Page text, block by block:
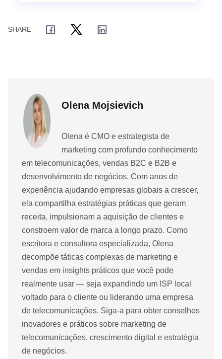
Olena Mojsievich
Olena é CMO e estrategista de
marketing com profundo conhecimento
em telecomunicações, vendas B2C e B2B e
desenvolvimento de negócios. Com anos de
experiência ajudando empresas globais a crescer,
ela compartilha estratégias práticas que geram
receita, impulsionam a aquisição de clientes e
constroem valor de marca a longo prazo. Como
escritora e consultora especializada, Olena
decompõe táticas complexas de marketing e
vendas em insights práticos que você pode
realmente usar — seja expandindo um ISP local
voltado para o cliente ou liderando uma empresa
de telecomunicações. Siga-a para obter conselhos
inovadores e práticos sobre marketing de
telecomunicações, crescimento digital e estratégia
de negócios.